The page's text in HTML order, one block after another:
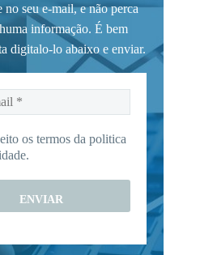
no seu e-mail, e não perca
informação. É bem
digitalo-lo abaixo e enviar.
os termos da politica